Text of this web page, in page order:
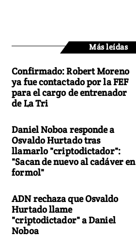
Más leídas
Confirmado: Robert Moreno
ya fue contactado por la FEF
para el cargo de entrenador
de La Tri
Daniel Noboa responde a
Osvaldo Hurtado tras
llamarlo "criptodictador":
"Sacan de nuevo al cadáver en
formol"
ADN rechaza que Osvaldo
Hurtado llame
"criptodictador" a Daniel
Noboa